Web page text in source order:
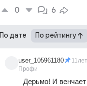
0 6
По дате По рейтингу
user_105961180
Профи
11лет
Дерьмо! И венчает